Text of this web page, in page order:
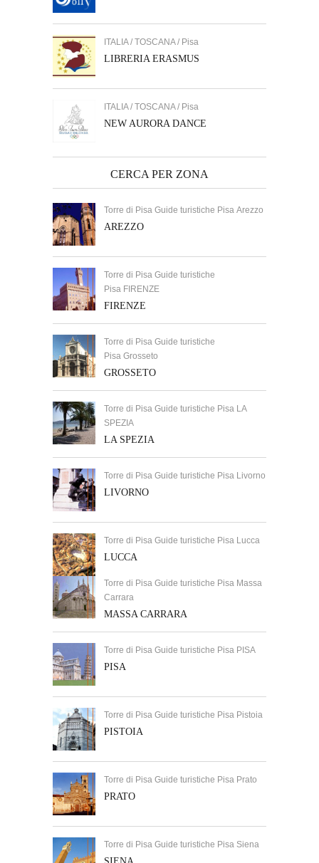
ITALIA / TOSCANA / Pisa
LIBRERIA ERASMUS
ITALIA / TOSCANA / Pisa
NEW AURORA DANCE
CERCA PER ZONA
Torre di Pisa Guide turistiche Pisa Arezzo
AREZZO
Torre di Pisa Guide turistiche
Pisa FIRENZE
FIRENZE
Torre di Pisa Guide turistiche
Pisa Grosseto
GROSSETO
Torre di Pisa Guide turistiche Pisa LA
SPEZIA
LA SPEZIA
Torre di Pisa Guide turistiche Pisa Livorno
LIVORNO
Torre di Pisa Guide turistiche Pisa Lucca
LUCCA
Torre di Pisa Guide turistiche Pisa Massa
Carrara
MASSA CARRARA
Torre di Pisa Guide turistiche Pisa PISA
PISA
Torre di Pisa Guide turistiche Pisa Pistoia
PISTOIA
Torre di Pisa Guide turistiche Pisa Prato
PRATO
Torre di Pisa Guide turistiche Pisa Siena